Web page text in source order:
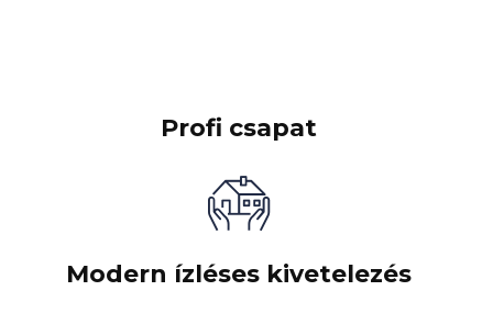
Profi csapat
Modern ízléses kivetelezés